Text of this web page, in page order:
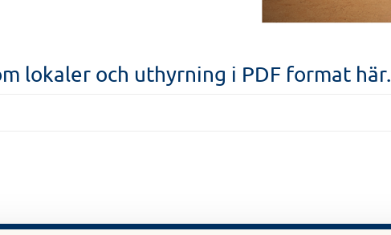
lokaler och uthyrning i PDF format här.